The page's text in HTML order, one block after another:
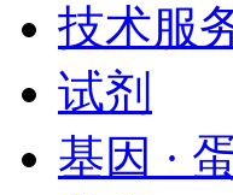
技术服
试剂
基因 ·